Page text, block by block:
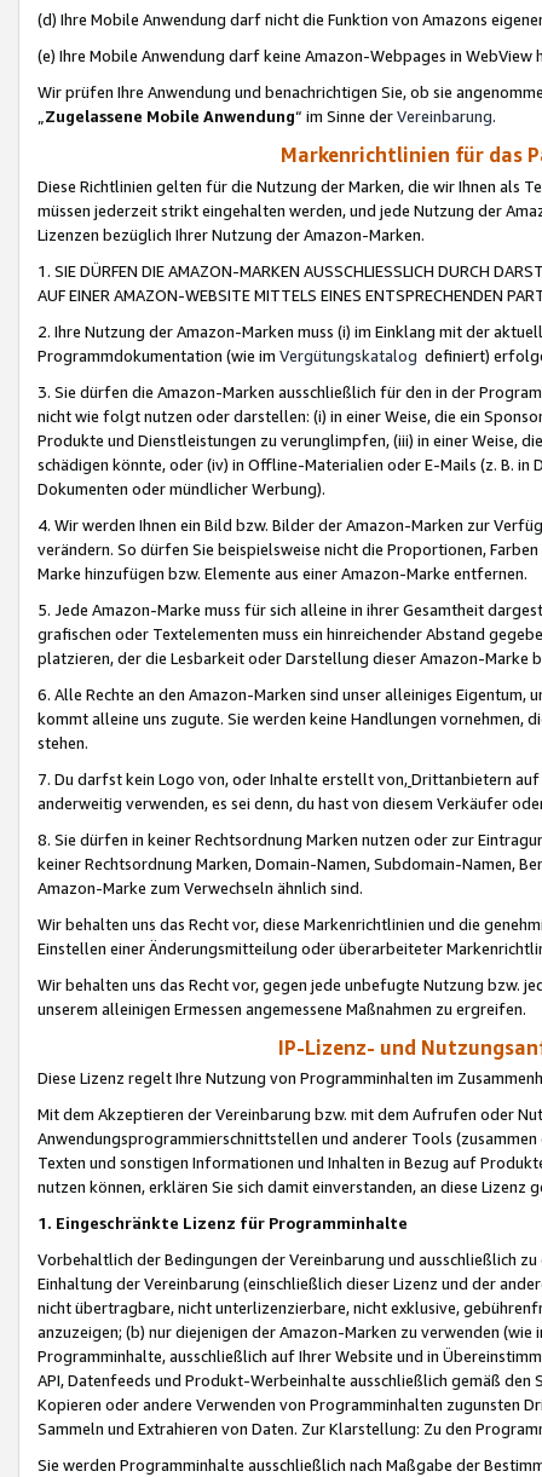
(d) Ihre Mobile Anwendung darf nicht die Funktion von Amazons
(e) Ihre Mobile Anwendung darf keine Amazon-Webpages in WebView
Wir prüfen Ihre Anwendung und benachrichtigen Sie, ob sie
„Zugelassene Mobile Anwendung“ im Sinne derVereinbarung.
Markenrichtlinien für das
Diese Richtlinien gelten für die Nutzung der Marken, die wir Ihnen als
müssen jederzeit strikt eingehalten werden, und jede Nutzung der
Lizenzen bezüglich Ihrer Nutzung der Amazon-Marken.
1. SIE DÜRFEN DIE AMAZON-MARKEN AUSSCHLIESSLICH DURCH
AUF EINER AMAZON-WEBSITE MITTELS EINES ENTSPRECHENDEN
2. Ihre Nutzung der Amazon-Marken muss (i) im Einklang mit der
Programmdokumentation (wie im Vergütungskatalog definiert)
3. Sie dürfen die Amazon-Marken ausschließlich für den in der
nicht wie folgt nutzen oder darstellen: (i) in einer Weise, die ein
Produkte und Dienstleistungen zu verunglimpfen, (iii) in einer Weise,
schädigen könnte, oder (iv) in Offline-Materialien oder E-Mails (z. B. in
Dokumenten oder mündlicher Werbung).
4. Wir werden Ihnen ein Bild bzw. Bilder der Amazon-Marken zur
verändern. So dürfen Sie beispielsweise nicht die Proportionen,
Marke hinzufügen bzw. Elemente aus einer Amazon-Marke entfernen.
5. Jede Amazon-Marke muss für sich alleine in ihrer Gesamtheit
grafischen oder Textelementen muss ein hinreichender Abstand
platzieren, der die Lesbarkeit oder Darstellung dieser Amazon-Marke
6. Alle Rechte an den Amazon-Marken sind unser alleiniges
kommt alleine uns zugute. Sie werden keine Handlungen vornehmen,
stehen.
7. Du darfst kein Logo von, oder Inhalte erstellt von,Drittanbietern auf
anderweitig verwenden, es sei denn, du hast von diesem Verkäufer
8. Sie dürfen in keiner Rechtsordnung Marken nutzen oder zur
keiner Rechtsordnung Marken, Domain-Namen, Subdomain-Namen,
Amazon-Marke zum Verwechseln ähnlich sind.
Wir behalten uns das Recht vor, diese Markenrichtlinien und die
Einstellen einer Änderungsmitteilung oder überarbeiteter
Wir behalten uns das Recht vor, gegen jede unbefugte Nutzung bzw.
unserem alleinigen Ermessen angemessene Maßnahmen zu ergreifen.
IP-Lizenz- und
Diese Lizenz regelt Ihre Nutzung von Programminhalten im
Mit dem Akzeptieren der Vereinbarung bzw. mit dem Aufrufen oder
Anwendungsprogrammierschnittstellen und anderer Tools (zusammen
Texten und sonstigen Informationen und Inhalten in Bezug auf
nutzen können, erklären Sie sich damit einverstanden, an diese Lizenz
1. Eingeschränkte Lizenz für Programminhalte
Vorbehaltlich der Bedingungen der Vereinbarung und ausschließlich
Einhaltung der Vereinbarung (einschließlich dieser Lizenz und der
nicht übertragbare, nicht unterlizenzierbare, nicht exklusive,
anzuzeigen; (b) nur diejenigen der Amazon-Marken zu verwenden
Programminhalte, ausschließlich auf Ihrer Website und in
API, Datenfeeds und Produkt-Werbeinhalte ausschließlich gemäß
Kopieren oder andere Verwenden von Programminhalten zugunsten
Sammeln und Extrahieren von Daten. Zur Klarstellung: Zu den
Sie werden Programminhalte ausschließlich nach Maßgabe der